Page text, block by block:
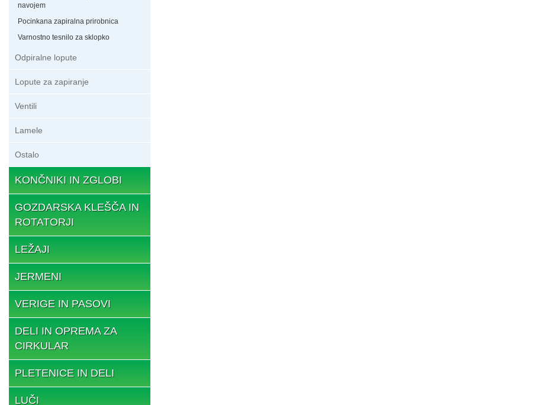
navojem
Pocinkana zapiralna prirobnica
Varnostno tesnilo za sklopko
Odpiralne lopute
Lopute za zapiranje
Ventili
Lamele
Ostalo
KONČNIKI IN ZGLOBI
GOZDARSKA KLEŠČA IN
ROTATORJI
LEŽAJI
JERMENI
VERIGE IN PASOVI
DELI IN OPREMA ZA
CIRKULAR
PLETENICE IN DELI
LUČI